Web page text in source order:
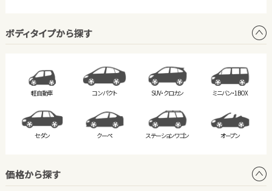
ボディタイプから探す
軽自動車 コンパクト SUV・クロカン ミニバン・1BOX
セダン クーペ ステーションワゴン オープン
価格から探す